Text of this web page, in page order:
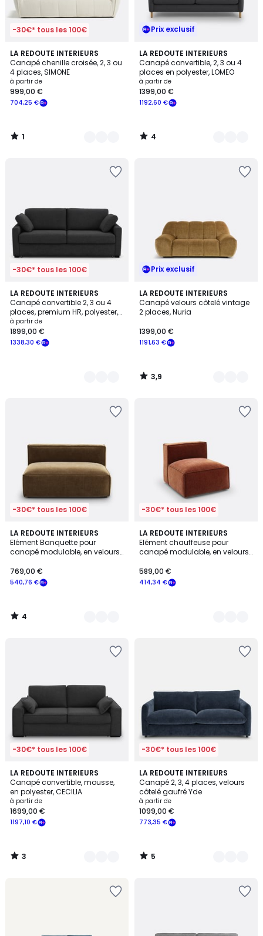
-30€* tous les 100€
LA REDOUTE INTERIEURS
Canapé chenille croisée, 2, 3 ou
4 places, SIMONE
à partir de
704,25 €
999,00 €
1
/
5
5
Couleurs
1
/
Prix exclusif
LA REDOUTE INTERIEURS
Canapé convertible, 2, 3 ou 4
places en polyester, LOMEO
à partir de
1192,60 €
1399,00 €
4
/
5
6
Couleurs
4
/
-30€* tous les 100€
LA REDOUTE INTERIEURS
Canapé convertible 2, 3 ou 4
places, premium HR, polyester,
TIMOR
à partir de
1338,30 €
1899,00 €
3
Couleurs
Prix exclusif
LA REDOUTE INTERIEURS
Canapé velours côtelé vintage
2 places, Nuria
1191,63 €
1399,00 €
3,9
/ 5
4
Couleurs
3,9
/
-30€* tous les 100€
LA REDOUTE INTERIEURS
Elément Banquette pour
canapé modulable, en velours
540,76 €
769,00 €
4
/
5
4
Couleurs
4
/
-30€* tous les 100€
LA REDOUTE INTERIEURS
Elément chauffeuse pour
canapé modulable, en velours
414,34 €
589,00 €
4
Couleurs
-30€* tous les 100€
LA REDOUTE INTERIEURS
Canapé convertible, mousse,
en polyester, CECILIA
à partir de
1197,10 €
1699,00 €
3
/
5
3
Couleurs
3
/
-30€* tous les 100€
LA REDOUTE INTERIEURS
Canapé 2, 3, 4 places, velours
côtelé gaufré Yde
à partir de
773,35 €
1099,00 €
5
/
5
8
Couleurs
5
/